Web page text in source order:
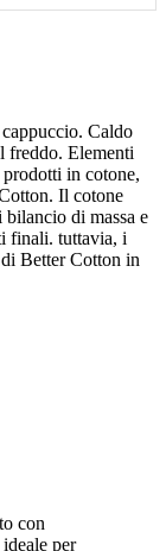
Caldo
freddo. Elementi
in cotone,
Il cotone
bilancio di massa e
finali. tuttavia, i
Better Cotton in
con
per